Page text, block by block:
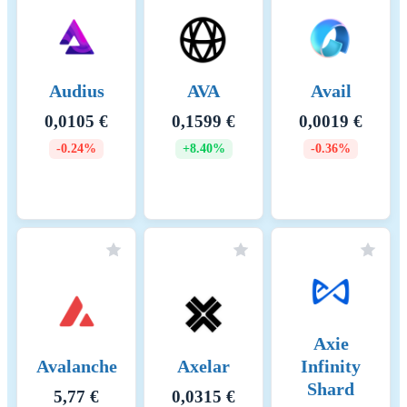
burned to reduce supply, and
an optional priority fee (tip)
face slashing if they act
penalties for inactivity. This
system aims to increase
deflationary during high
Raportointikauden alku 2025-07-27
Energiankulutus 563.51194 (kWh/a)
Audius
0,0105 €
-0.24%
AVA
0,1599 €
+8.40%
Avail
0,0019 €
-0.36%
Avalanche
5,77 €
Axelar
0,0315 €
Axie
Infinity
Shard